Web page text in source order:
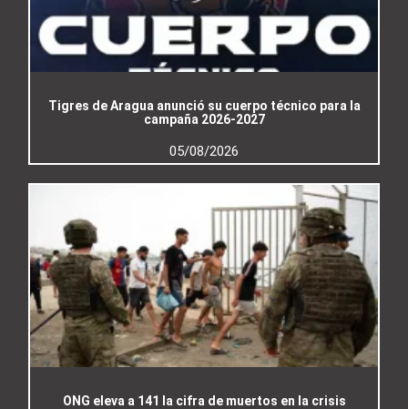
Tigres de Aragua anunció su cuerpo técnico para la
campaña 2026-2027
05/08/2026
ONG eleva a 141 la cifra de muertos en la crisis